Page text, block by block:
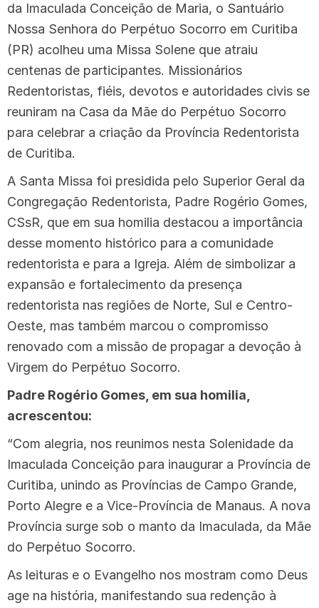
da Imaculada Conceição de Maria, o Santuário
Nossa Senhora do Perpétuo Socorro em Curitiba
(PR) acolheu uma Missa Solene que atraiu
centenas de participantes. Missionários
Redentoristas, fiéis, devotos e autoridades civis se
reuniram na Casa da Mãe do Perpétuo Socorro
para celebrar a criação da Província Redentorista
de Curitiba.
A Santa Missa foi presidida pelo Superior Geral da
Congregação Redentorista, Padre Rogério Gomes,
CSsR, que em sua homilia destacou a importância
desse momento histórico para a comunidade
redentorista e para a Igreja. Além de simbolizar a
expansão e fortalecimento da presença
redentorista nas regiões de Norte, Sul e Centro-
Oeste, mas também marcou o compromisso
renovado com a missão de propagar a devoção à
Virgem do Perpétuo Socorro.
Padre Rogério Gomes, em sua homilia,
acrescentou:
“Com alegria, nos reunimos nesta Solenidade da
Imaculada Conceição para inaugurar a Província de
Curitiba, unindo as Províncias de Campo Grande,
Porto Alegre e a Vice-Província de Manaus. A nova
Província surge sob o manto da Imaculada, da Mãe
do Perpétuo Socorro.
As leituras e o Evangelho nos mostram como Deus
age na história, manifestando sua redenção à